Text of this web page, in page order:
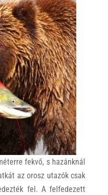
fekvő, s hazánknál
az orosz utazók csak
fel. A felfedezett